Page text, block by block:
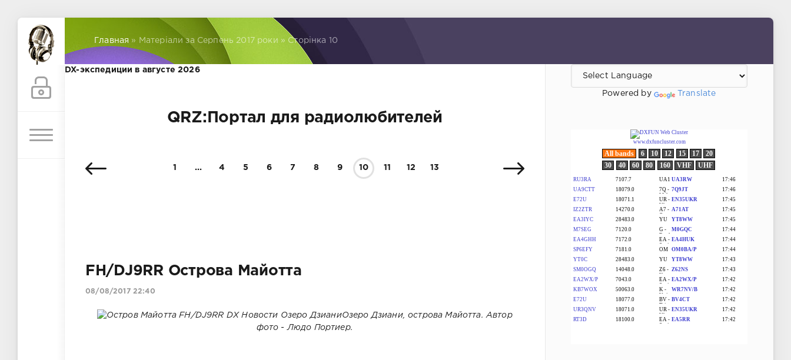
Главная » Матеріали за Серпень 2017 роки » Сторінка 10
DX-экспедиции в августе 2026
QRZ:Портал для радиолюбителей
1 ... 4 5 6 7 8 9 10 11 12 13
FH/DJ9RR Острова Майотта
08/08/2017 22:40
Озеро Дзиани, острова Майотта. Автор
фото - Людо Портиер.
Powered by Translate